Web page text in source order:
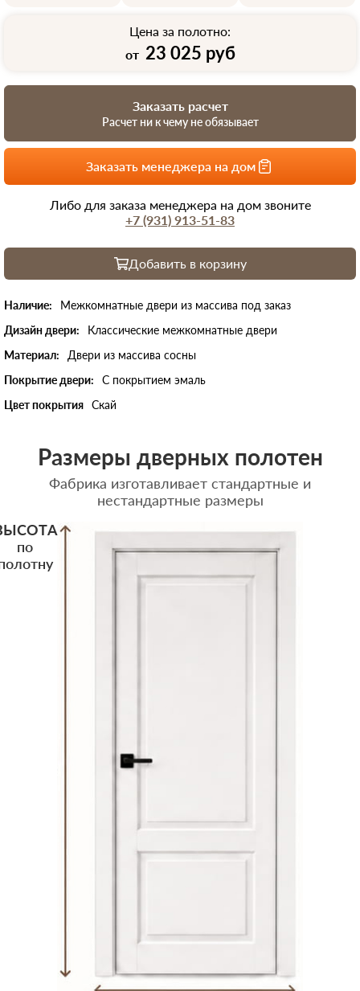
Цена за полотно:
от 23 025 руб
Добавить в корзину
Наличие:
Межкомнатные двери из массива под заказ
Дизайн двери:
Классические межкомнатные двери
Материал:
Двери из массива сосны
Покрытие двери:
С покрытием эмаль
Цвет покрытия Скай
Заказать расчет
Расчет ни к чему не обязывает
Заказать менеджера на дом
Либо для заказа менеджера на дом звоните
+7 (931) 913-51-83
Размеры дверных полотен
Фабрика изготавливает стандартные и
нестандартные размеры
по